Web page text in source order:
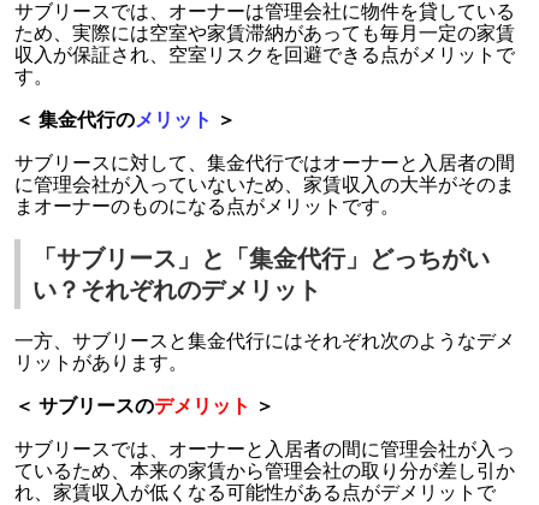
サブリースでは、オーナーは管理会社に物件を貸している
ため、実際には空室や家賃滞納があっても毎月一定の家賃
収入が保証され、空室リスクを回避できる点がメリットで
す。
＜ 集金代行のメリット ＞
サブリースに対して、集金代行ではオーナーと入居者の間
に管理会社が入っていないため、家賃収入の大半がそのま
まオーナーのものになる点がメリットです。
「サブリース」と「集金代行」どっちがい
い？それぞれのデメリット
一方、サブリースと集金代行にはそれぞれ次のようなデメ
リットがあります。
＜ サブリースのデメリット ＞
サブリースでは、オーナーと入居者の間に管理会社が入っ
ているため、本来の家賃から管理会社の取り分が差し引か
れ、家賃収入が低くなる可能性がある点がデメリットで